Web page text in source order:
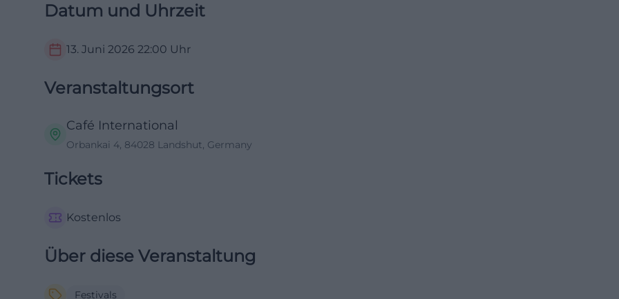
Datum und Uhrzeit
13. Juni 2026 22:00 Uhr
Veranstaltungsort
Café International
Orbankai 4, 84028 Landshut, Germany
Tickets
Kostenlos
Über diese Veranstaltung
Festivals